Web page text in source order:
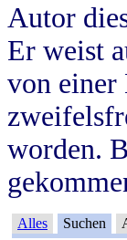
Autor
Er weist
von einer
worden.
Alles Suchen